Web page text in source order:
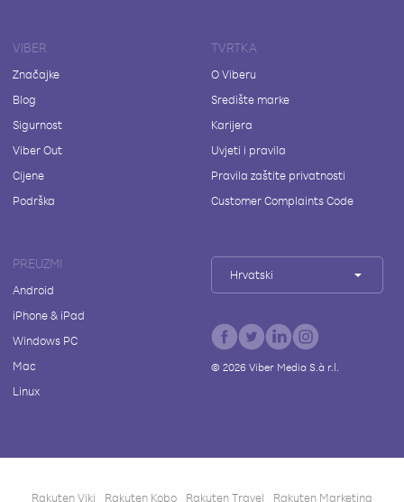
VIBER
Značajke
Blog
Sigurnost
Viber Out
Cijene
Podrška
TVRTKA
O Viberu
Središte marke
Karijera
Uvjeti i pravila
Pravila zaštite privatnosti
Customer Complaints Code
PREUZMI
Android
iPhone & iPad
Windows PC
Mac
Linux
Hrvatski
© 2026Viber Media S.à r.l.
Rakuten Viki Rakuten Kobo Rakuten Travel Rakuten Marketing